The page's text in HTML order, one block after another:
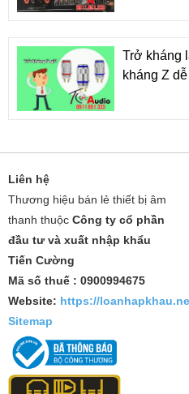
Trở kháng
kháng Z
Liên hệ
Thương hiệu bán lẻ thiết bị âm
thanh thuộc Công ty cổ phần
đầu tư và xuất nhập khẩu
Tiến Cường
Mã số thuế : 0900994675
Website: https://
Sitemap